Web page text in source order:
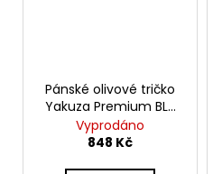
Pánské olivové tričko
Yakuza Premium BL-
204 - Broken Legend
Vyprodáno
848 Kč